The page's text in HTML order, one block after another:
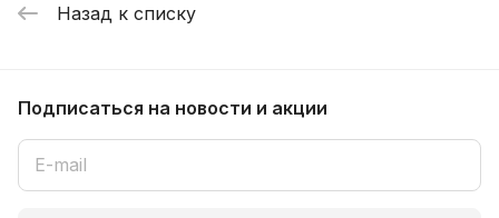
Назад к списку
Подписаться на новости и акции